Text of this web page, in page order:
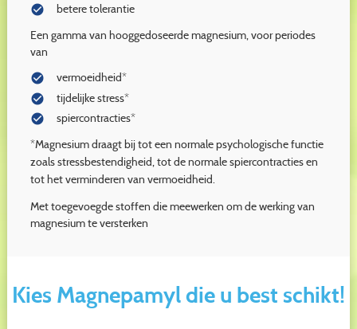
check_circle
betere tolerantie
Een gamma van hooggedoseerde magnesium, voor periodes
van
check_circle
vermoeidheid*
check_circle
tijdelijke stress*
check_circle
spiercontracties*
*Magnesium draagt bij tot een normale psychologische functie
zoals stressbestendigheid, tot de normale spiercontracties en
tot het verminderen van vermoeidheid.
Met toegevoegde stoffen die meewerken om de werking van
magnesium te versterken
Kies Magnepamyl die u best schikt!